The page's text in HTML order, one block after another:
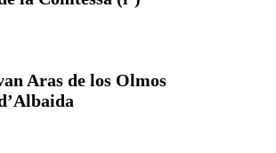
Aras de los Olmos